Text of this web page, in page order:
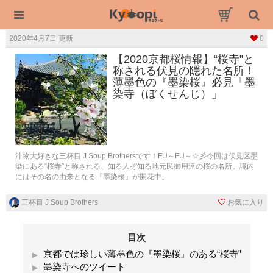
2020年4月7日 更新 0
【2020京都桜情報】“桜寺”と
称される伏見の隠れた名所！
薄墨色の『墨染桜』必見「墨
染寺（ぼくせんじ）」
汁物大好きな三杯目 J Soup Brothersです！FU～FU～☆彡今回は伏見区墨
染にある“桜寺”と称される、知る人ぞ知る地元民御用達の桜の名所。境内
にはその名の由来となる『墨染桜』が開花中。
三杯目 J Soup Brothers お気に入り
目次
京都では珍しい薄墨色の『墨染桜』のある“桜寺”
墨染寺へのツイート